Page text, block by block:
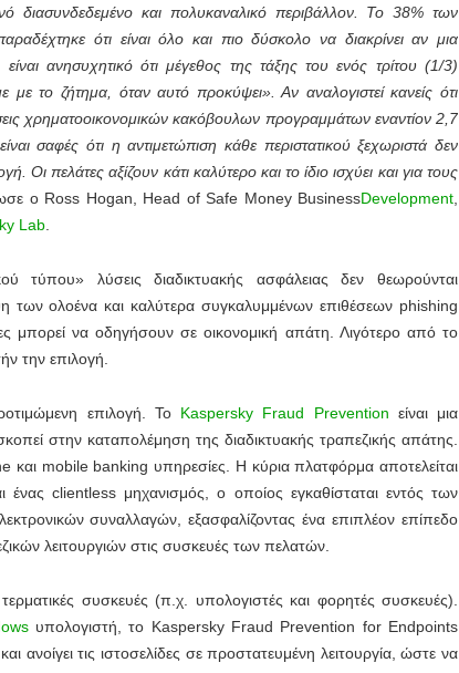
διασυνδεδεμένο και πολυκαναλικό περιβάλλον. Το 38% των
ότι είναι όλο και πιο δύσκολο να διακρίνει αν μια
ανησυχητικό ότι μέγεθος της τάξης του ενός τρίτου (1/3)
με το ζήτημα, όταν αυτό προκύψει». Αν αναλογιστεί κανείς ότι
χρηματοοικονομικών κακόβουλων προγραμμάτων εναντίον 2,7
σαφές ότι η αντιμετώπιση κάθε περιστατικού ξεχωριστά δεν
Οι πελάτες αξίζουν κάτι καλύτερο και το ίδιο ισχύει και για τους
ο Ross Hogan, Head of Safe Money BusinessDevelopment
Lab
τύπου» λύσεις διαδικτυακής ασφάλειας δεν θεωρούνται
των ολοένα και καλύτερα συγκαλυμμένων επιθέσεων phishing
μπορεί να οδηγήσουν σε οικονομική απάτη. Λιγότερο από το
την επιλογή.
επιλογή. Το Kaspersky Fraud Prevention είναι μια
στην καταπολέμηση της διαδικτυακής τραπεζικής απάτης.
και mobile banking υπηρεσίες. Η κύρια πλατφόρμα αποτελείται
clientless μηχανισμός, ο οποίος εγκαθίσταται εντός των
συναλλαγών, εξασφαλίζοντας ένα επιπλέον επίπεδο
λειτουργιών στις συσκευές των πελατών.
συσκευές (π.χ. υπολογιστές και φορητές συσκευές).
υπολογιστή, το Kaspersky Fraud Prevention for Endpoints
ανοίγει τις ιστοσελίδες σε προστατευμένη λειτουργία, ώστε να